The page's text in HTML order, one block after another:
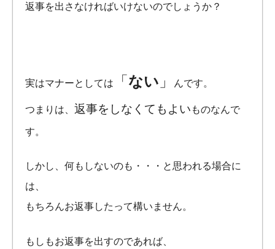
返事を出さなければいけないのでしょうか？
実はマナーとしては 「ない 」 んです。
つまりは、 返事をしなくてもよい ものなんで
す。
しかし、何もしないのも・・・と思われる場合に
は、
もちろんお返事したって構いません。
もしもお返事を出すのであれば、